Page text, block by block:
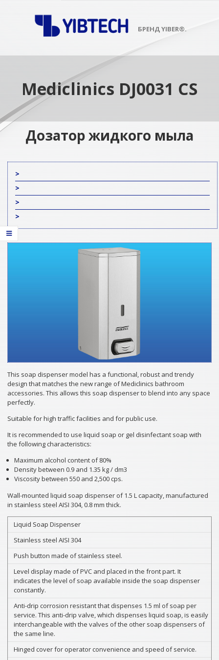
БРЕНД YIBER®.
Mediclinics DJ0031 CS
Дозатор жидкого мыла
>
>
>
>
This soap dispenser model has a functional, robust and trendy
design that matches the new range of Mediclinics bathroom
accessories. This allows this soap dispenser to blend into any space
perfectly.
Suitable for high traffic facilities and for public use.
It is recommended to use liquid soap or gel disinfectant soap with
the following characteristics:
Maximum alcohol content of 80%
Density between 0.9 and 1.35 kg / dm3
Viscosity between 550 and 2,500 cps.
Wall-mounted liquid soap dispenser of 1.5 L capacity, manufactured
in stainless steel AISI 304, 0.8 mm thick.
Liquid Soap Dispenser
Stainless steel AISI 304
Push button made of stainless steel.
Level display made of PVC and placed in the front part. It
indicates the level of soap available inside the soap dispenser
constantly.
Anti-drip corrosion resistant that dispenses 1.5 ml of soap per
service. This anti-drip valve, which dispenses liquid soap, is easily
interchangeable with the valves of the other soap dispensers of
the same line.
Hinged cover for operator convenience and speed of service.